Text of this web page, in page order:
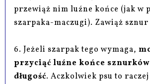
przewiąż nim luźne końce (jak w
szarpaka-maczugi). Zawiąż sznur
6. Jeżeli szarpak tego wymaga,
przyciąć luźne końce
długość. Aczkolwiek psu to